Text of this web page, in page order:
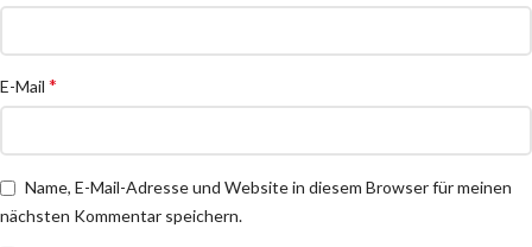
E-Mail *
Name, E-Mail-Adresse und Website in diesem Browser für meinen
nächsten Kommentar speichern.